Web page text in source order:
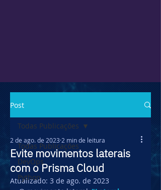
Post
Todas Publicações
DevOps
Python
Todas Publicações
Evite movimentos laterais
com o Prisma Cloud
2 de ago. de 2023 2 min de leitura
Atualizado: 3 de ago. de 2023